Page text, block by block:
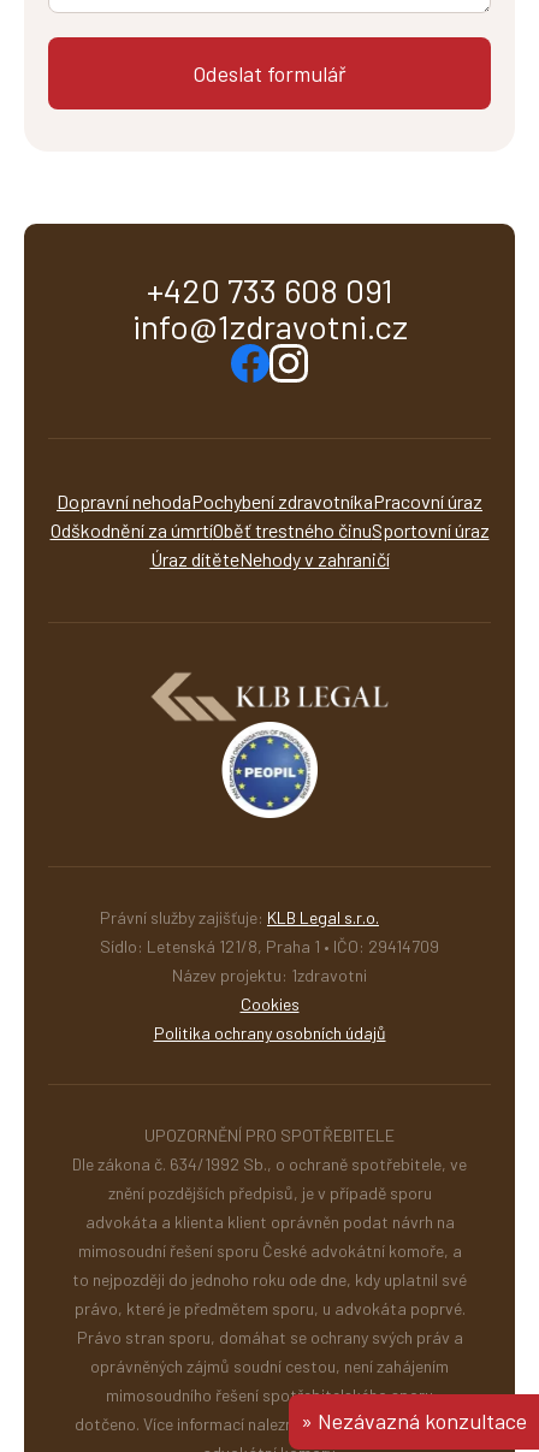
» Nezávazná konzultace
+420 733 608 091
info@1zdravotni.cz
Dopravní nehodaPochybení zdravotníkaPracovní úraz
Odškodnění za úmrtíOběť trestného činuSportovní úraz
Úraz dítěteNehody v zahraničí
Právní služby zajišťuje: KLB Legal s.r.o.
Sídlo: Letenská 121/8, Praha 1 • IČO: 29414709
Název projektu: 1zdravotni
Cookies
Politika ochrany osobních údajů
UPOZORNĚNÍ PRO SPOTŘEBITELE
Dle zákona č. 634/1992 Sb., o ochraně spotřebitele, ve
znění pozdějších předpisů, je v případě sporu
advokáta a klienta klient oprávněn podat návrh na
mimosoudní řešení sporu České advokátní komoře, a
to nejpozději do jednoho roku ode dne, kdy uplatnil své
právo, které je předmětem sporu, u advokáta poprvé.
Právo stran sporu, domáhat se ochrany svých práv a
oprávněných zájmů soudní cestou, není zahájením
mimosoudního řešení spotřebitelského sporu
dotčeno. Více informací naleznete na stránkách České